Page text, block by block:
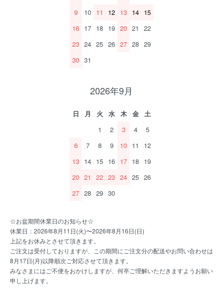
9
10 11 12 13 14 15
16 17 18 19 20 21
22
23 24 25 26 27 28 29
30 31
2026年9月
日 月 火 水 木 金
土
1
2 3 4
5
6
7 8 9 10 11
12
13 14 15 16 17 18 19
20 21 22 23 24 25 26
27 28 29 30
☆お盆期間休業日のお知らせ☆
休業日：2026年8月11日(火)〜2026年8月16日(日)
上記をお休みとさせて頂きます。
ご注文は受付しておりますが、この期間にご注文分の配送やお問い合わせは
8月17日(月)以降順次ご対応させて頂きます。
みなさまにはご不便をおかけしますが、何卒ご理解いただきますようお願い
申し上げます。